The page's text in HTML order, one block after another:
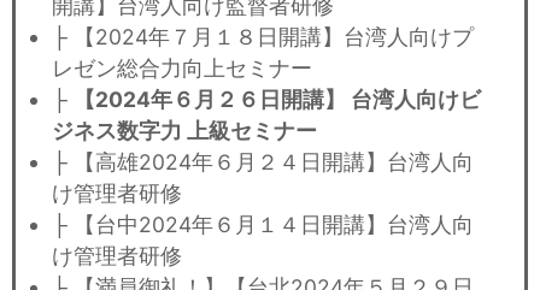
開講】台湾人向け監督者研修
├ 【2024年７月１８日開講】台湾人向けプ
レゼン総合力向上セミナー
├
【2024年６月２６日開講】 台湾人向けビ
ジネス数字力 上級セミナー
├ 【高雄2024年６月２４日開講】台湾人向
け管理者研修
├ 【台中2024年６月１４日開講】台湾人向
け管理者研修